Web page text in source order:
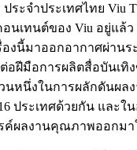
ะจำประเทศไทย Viu
นเทนต์ของ Viu อยู่แ
งนี้มาออกอากาศผ่า
อฝีมือการผลิตสื่อบันเ
หนึ่งในการผลักดันผล
ประเทศด้วยกัน แล
ค์ผลงานคุณภาพออกม